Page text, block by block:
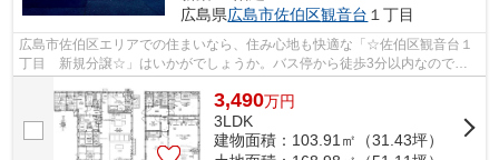
広島県広島市佐伯区観音台 １丁目
広島市佐伯区エリアでの住まいなら、住み心地も快適な「☆佐伯区観音台１
丁目 新規分譲☆」はいかがでしょうか。バス停から徒歩3分以内なので、
3,490万円
3LDK
建物面積：103.91㎡（31.43坪）